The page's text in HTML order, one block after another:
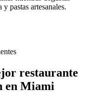
pastas artesanales.
restaurante
en Miami